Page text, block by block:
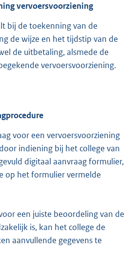
vervoersvoorziening
bij de toekenning van de
de wijze en het tijdstip van de
de uitbetaling, alsmede de
vervoersvoorziening.
voor een vervoersvoorziening
indiening bij het college van
digitaal aanvraag formulier,
op het formulier vermelde
een juiste beoordeling van de
is, kan het college de
aanvullende gegevens te